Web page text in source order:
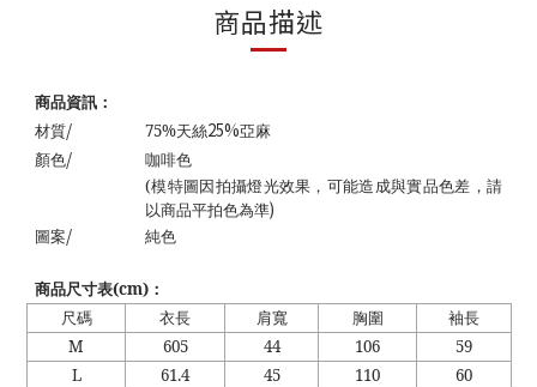
商品描述
商品資訊：
材質/ 75%天絲25%亞麻
顏色/
咖啡色
(模特圖因拍攝燈光效果，可能造成與實品色差，請
以商品平拍色為準)
圖案/ 純色
商品尺寸表(cm) ：
尺碼
衣長 肩寬 胸圍
袖長
M
605 44 106
59
L
61.4 45 110
60